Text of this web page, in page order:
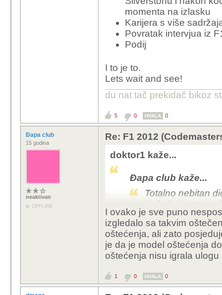
momenta na izlasku
Karijera s više
Povratak intervjua iz
Podij
I to je to.
Lets wait and see!
du nat tač prekidač bikoz
5 0 HVALA 0
Đapa club
15 godina
neaktivan
OFFLINE
Re: F1 2012
doktor1 kaže...
Đapa club kaže...
Totalno nebitan
izgledati auto
Ima puno bitnijih
kao šteta su
Kako je nebitan dio
Zašto? Pa recimo
to ima utjecaja na
te od iza naguze ili ti
I ovako je sve puno
izgledalo sa takvim
oštećenja, ali zato
je da je model oštećenja
oštećenja nisu igrala
1 0 HVALA 0